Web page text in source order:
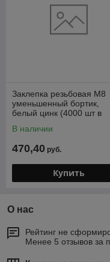
Заклепка резьбовая М8
уменьшенный бортик,
белый цинк (4000 шт в
В наличии
470,40 руб.
Купить
О нас
Рейтинг не
Менее 5 отзывов за